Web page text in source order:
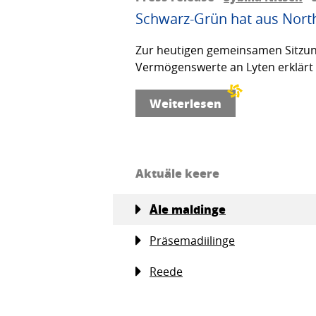
Schwarz-Grün hat aus
Zur heutigen gemeinsamen
Vermögenswerte an Lyten
Weiterlesen
Aktuäle keere
Åle maldinge
Präsemadiilinge
Reede